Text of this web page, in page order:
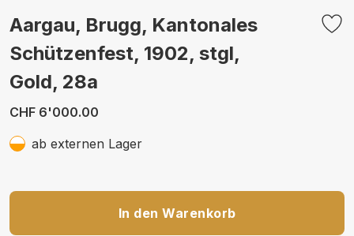
Aargau, Brugg, Kantonales
Schützenfest, 1902, stgl,
Gold, 28a
CHF 6'000.00
ab externen Lager
In den Warenkorb